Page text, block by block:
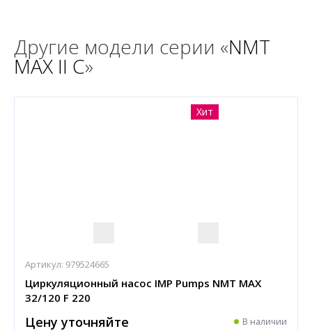
Другие модели серии «NMT
MAX II C»
Хит
Артикул: 979524665
Циркуляционный насос IMP Pumps NMT MAX
32/120 F 220
Цену уточняйте В наличии